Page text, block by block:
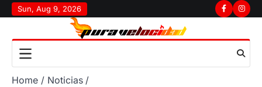
Skip
to
Sun, Aug 9, 2026 Facebook
Home
Noticias